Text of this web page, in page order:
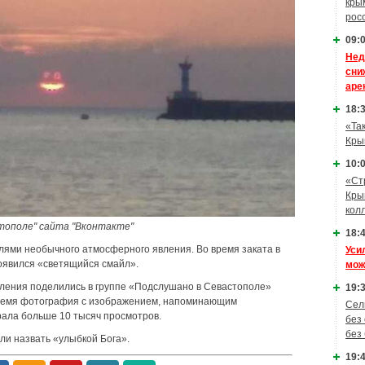
сайта "Вконтакте"
необычного атмосферного явления. Во время заката в
«светящийся смайл».
поделились в группе «Подслушано в Севастополе»
фотография с изображением, напоминающим
больше 10 тысяч просмотров.
назвать «улыбкой Бога».
без
без